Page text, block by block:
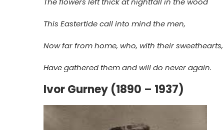
This Eastertide call into mind the men,
Now far from home, who, with their
Have gathered them and will do never again.
Ivor Gurney (1890 – 1937)